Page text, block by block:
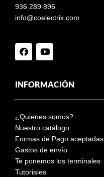
936 289 896
info@coelectrix.com
INFORMACIÓN
¿Quienes somos?
Nuestro catálogo
Formas de Pago aceptadas
Gastos de envío
Te ponemos los terminales
Tutoriales